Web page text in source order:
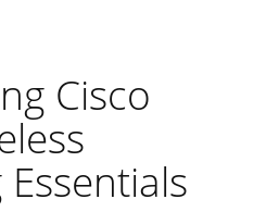
Cisco